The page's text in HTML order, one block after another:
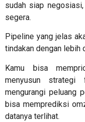
sudah siap
segera.
Pipeline yang jelas
tindakan dengan lebih
Kamu bisa
menyusun
mengurangi peluang
bisa memprediksi
datanya terlihat.